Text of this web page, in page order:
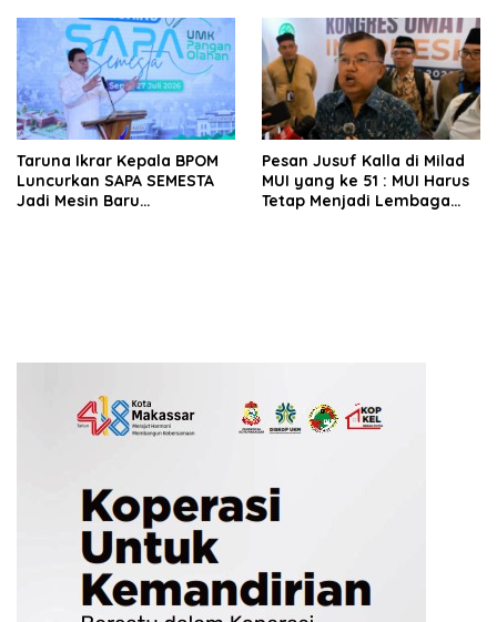
Al-Azhar
Taruna Ikrar Kepala BPOM
Luncurkan SAPA SEMESTA
Jadi Mesin Baru
Pesan Jusuf Kalla di Milad
MUI yang ke 51 : MUI Harus
Tetap Menjadi Lembaga